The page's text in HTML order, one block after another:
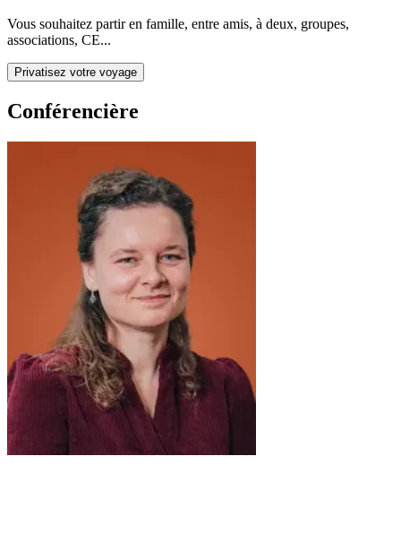
Vous souhaitez partir en famille, entre amis, à deux, groupes,
associations, CE...
Privatisez votre voyage
Conférencière